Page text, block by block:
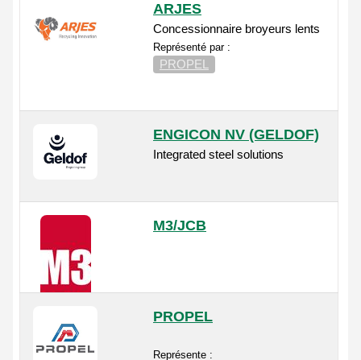
ARJES
Concessionnaire broyeurs lents
Représenté par :
PROPEL
ENGICON NV (GELDOF)
Integrated steel solutions
M3/JCB
PROPEL
Représente :